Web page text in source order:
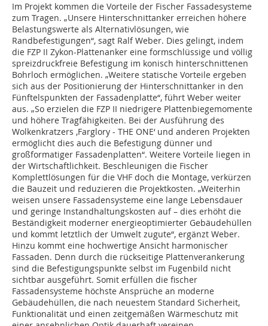
Im Projekt kommen die Vorteile der Fischer Fassadesysteme
zum Tragen. „Unsere Hinterschnittanker erreichen höhere
Belastungswerte als Alternativlösungen, wie
Randbefestigungen“, sagt Ralf Weber. Dies gelingt, indem
die FZP II Zykon-Plattenanker eine formschlüssige und völlig
spreizdruckfreie Befestigung im konisch hinterschnittenen
Bohrloch ermöglichen. „Weitere statische Vorteile ergeben
sich aus der Positionierung der Hinterschnittanker in den
Fünftelspunkten der Fassadenplatte“, führt Weber weiter
aus. „So erzielen die FZP II niedrigere Plattenbiegemomente
und höhere Tragfähigkeiten. Bei der Ausführung des
Wolkenkratzers ‚Farglory - THE ONE‘ und anderen Projekten
ermöglicht dies auch die Befestigung dünner und
großformatiger Fassadenplatten“. Weitere Vorteile liegen in
der Wirtschaftlichkeit. Beschleunigen die Fischer
Komplettlösungen für die VHF doch die Montage, verkürzen
die Bauzeit und reduzieren die Projektkosten. „Weiterhin
weisen unsere Fassadensysteme eine lange Lebensdauer
und geringe Instandhaltungskosten auf – dies erhöht die
Beständigkeit moderner energieoptimierter Gebäudehüllen
und kommt letztlich der Umwelt zugute“, ergänzt Weber.
Hinzu kommt eine hochwertige Ansicht harmonischer
Fassaden. Denn durch die rückseitige Plattenverankerung
sind die Befestigungspunkte selbst im Fugenbild nicht
sichtbar ausgeführt. Somit erfüllen die fischer
Fassadensysteme höchste Ansprüche an moderne
Gebäudehüllen, die nach neuestem Standard Sicherheit,
Funktionalität und einen zeitgemäßen Wärmeschutz mit